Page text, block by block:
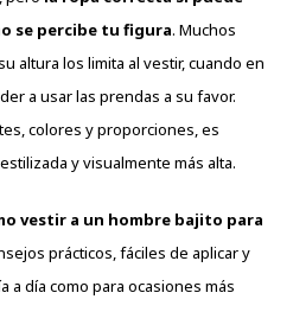
se percibe tu figura. Muchos
altura los limita al vestir, cuando en
a usar las prendas a su favor.
colores y proporciones, es
y visualmente más alta.
vestir a un hombre bajito para
prácticos, fáciles de aplicar y
a día como para ocasiones más